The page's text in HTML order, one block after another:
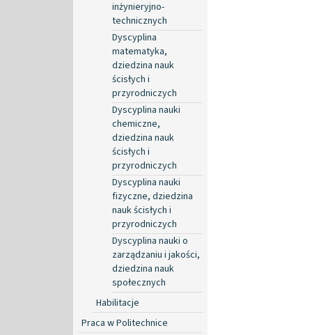
inżynieryjno-
technicznych
Dyscyplina
matematyka,
dziedzina nauk
ścisłych i
przyrodniczych
Dyscyplina nauki
chemiczne,
dziedzina nauk
ścisłych i
przyrodniczych
Dyscyplina nauki
fizyczne, dziedzina
nauk ścisłych i
przyrodniczych
Dyscyplina nauki o
zarządzaniu i jakości,
dziedzina nauk
społecznych
Habilitacje
Praca w Politechnice